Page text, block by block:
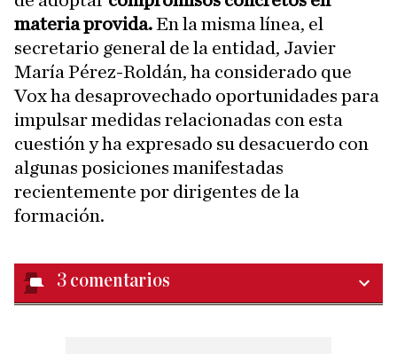
materia provida.En la misma línea, el
secretario general de la entidad, Javier
María Pérez-Roldán, ha considerado que
Vox ha desaprovechado oportunidades para
impulsar medidas relacionadas con esta
cuestión y ha expresado su desacuerdo con
algunas posiciones manifestadas
recientemente por dirigentes de la
formación.
3 comentarios